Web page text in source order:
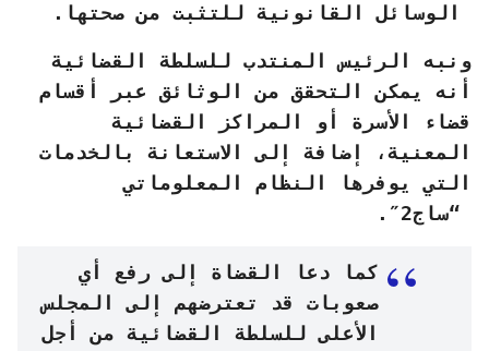
الوسائل القانونية للتثبت من صحتها.
ونبه الرئيس المنتدب للسلطة القضائية
أنه يمكن التحقق من الوثائق عبر أقسام
قضاء الأسرة أو المراكز القضائية
المعنية، إضافة إلى الاستعانة بالخدمات
التي يوفرها النظام المعلوماتي
“ساج2″.
كما دعا القضاة إلى رفع أي
صعوبات قد تعترضهم إلى المجلس
الأعلى للسلطة القضائية من أجل